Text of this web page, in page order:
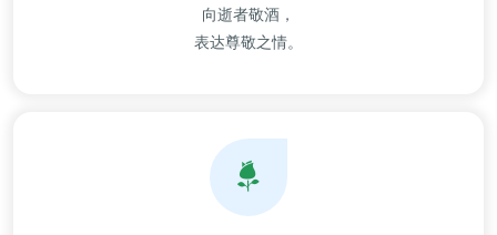
向逝者敬酒，
表达尊敬之情。